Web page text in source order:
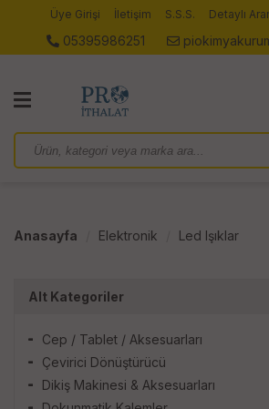
Üye Girişi İletişim S.S.S. Detaylı
05395986251
Anasayfa Elektronik Led Işıklar
Alt Kategoriler
Cep / Tablet / Aksesuarları
Çevirici Dönüştürücü
Dikiş Makinesi & Aksesuarları